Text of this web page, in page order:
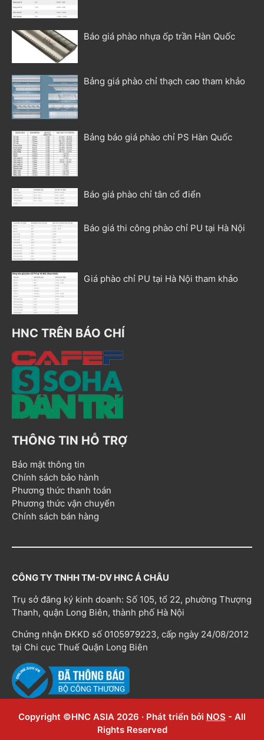
Báo giá phào nhựa ốp trần Hàn Quốc
Bảng giá phào chỉ thạch cao tham khảo
Bảng báo giá phào chỉ PS Hàn Quốc
Báo giá phào chỉ tân cổ điển
Báo giá thi công phào chỉ PU tại Hà Nội
Giá phào chỉ PU tại Hà Nội tham khảo
HNC TRÊN BÁO CHÍ
THÔNG TIN HỖ TRỢ
Bảo mật thông tin
Chính sách bảo hành
Phương thức thanh toán
Phương thức vận chuyển
Chính sách bán hàng
CÔNG TY TNHH TM-DV HNC Á CHÂU
Trụ sở đăng ký kinh doanh: Số 105, tổ 22, phường Thượng
Thanh, quận Long Biên, thành phố Hà Nội
Chứng nhận ĐKKD số 0105979223, cấp ngày 24/08/2012
tại Chi cục Thuế Quận Long Biên
Copyright ©HNC ASIA 2026 · Phát triển bởi NOS - All
Rights Reserved